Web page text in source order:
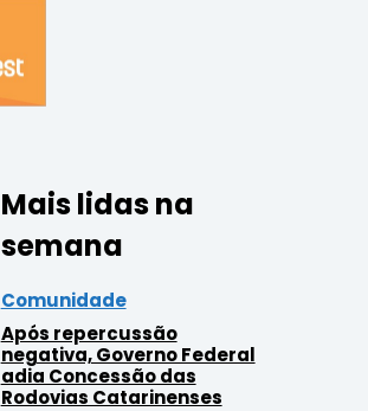
Mais lidas na
semana
Comunidade
Após repercussão
negativa, Governo Federal
adia Concessão das
Rodovias Catarinenses